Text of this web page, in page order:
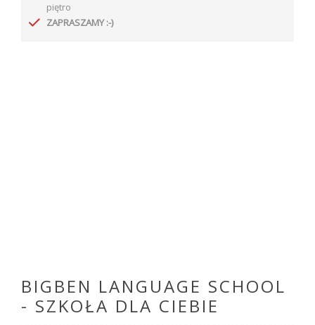
piętro
ZAPRASZAMY :-)
BIGBEN LANGUAGE SCHOOL
- SZKOŁA DLA CIEBIE